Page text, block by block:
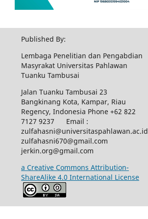
Published By:
Lembaga Penelitian dan Pengabdian
Masyrakat Universitas Pahlawan
Tuanku Tambusai
Jalan Tuanku Tambusai 23
Bangkinang Kota, Kampar, Riau
Regency, Indonesia Phone +62 822
7127 9237 Email :
zulfahasni@universitaspahlawan.ac.id
zulfahasni670@gmail.com
jerkin.org@gmail.com
a Creative Commons Attribution-
ShareAlike 4.0 International License